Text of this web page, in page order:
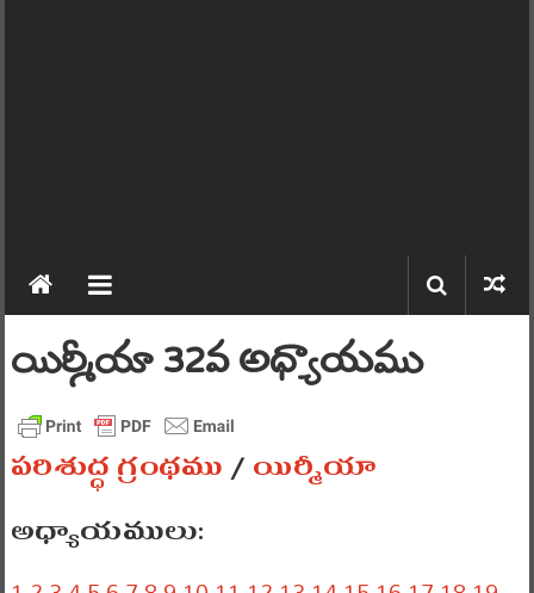
యిర్మీయా 32వ అధ్యాయము
పరిశుద్ధ గ్రంథము/యిర్మీయా
అధ్యాయములు: